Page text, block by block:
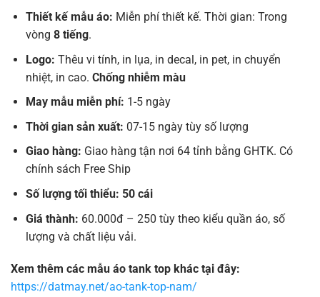
Thiết kế mẫu áo: Miễn phí thiết kế. Thời gian: Trong
vòng 8 tiếng.
Logo: Thêu vi tính, in lụa, in decal, in pet, in chuyển
nhiệt, in cao. Chống nhiễm màu
May mẫu miễn phí: 1-5 ngày
Thời gian sản xuất: 07-15 ngày tùy số lượng
Giao hàng: Giao hàng tận nơi 64 tỉnh bằng GHTK. Có
chính sách Free Ship
Số lượng tối thiểu: 50 cái
Giá thành: 60.000đ – 250 tùy theo kiểu quần áo, số
lượng và chất liệu vải.
Xem thêm các mẫu áo tank top khác tại đây:
https://datmay.net/ao-tank-top-nam/